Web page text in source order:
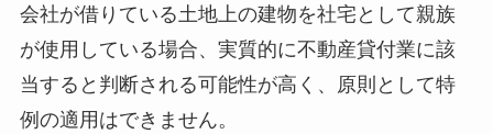
会社が借りている土地上の建物を社宅として親族
が使用している場合、実質的に不動産貸付業に該
当すると判断される可能性が高く、原則として特
例の適用はできません。